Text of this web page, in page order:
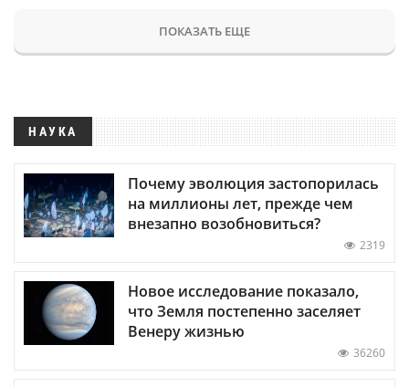
ПОКАЗАТЬ ЕЩЕ
НАУКА
Почему эволюция застопорилась
на миллионы лет, прежде чем
внезапно возобновиться?
2319
Новое исследование показало,
что Земля постепенно заселяет
Венеру жизнью
36260